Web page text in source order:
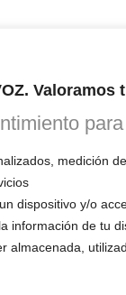
medición
dispositivo y/o
información de tu
almacenada,